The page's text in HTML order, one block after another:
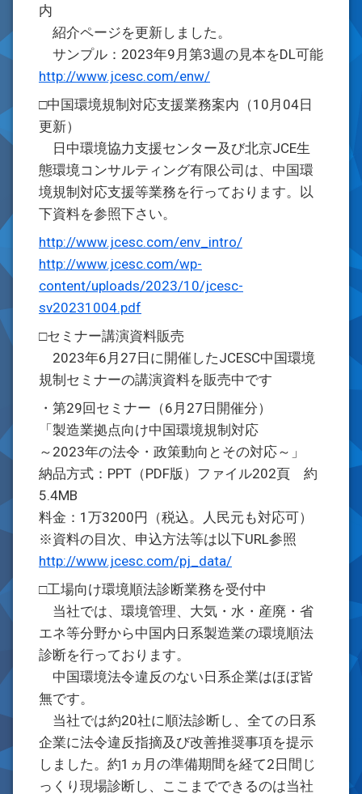
内
紹介ページを更新しました。
サンプル：2023年9月第3週の見本をDL可能
http://www.jcesc.com/enw/
□中国環境規制対応支援業務案内（10月04日
更新）
日中環境協力支援センター及び北京JCE生
態環境コンサルティング有限公司は、中国環
境規制対応支援等業務を行っております。以
下資料を参照下さい。
http://www.jcesc.com/env_intro/
http://www.jcesc.com/wp-
content/uploads/2023/10/jcesc-
sv20231004.pdf
□セミナー講演資料販売
2023年6月27日に開催したJCESC中国環境
規制セミナーの講演資料を販売中です
・第29回セミナー（6月27日開催分）
「製造業拠点向け中国環境規制対応
～2023年の法令・政策動向とその対応～」
納品方式：PPT（PDF版）ファイル202頁 約
5.4MB
料金：1万3200円（税込。人民元も対応可）
※資料の目次、申込方法等は以下URL参照
http://www.jcesc.com/pj_data/
□工場向け環境順法診断業務を受付中
当社では、環境管理、大気・水・産廃・省
エネ等分野から中国内日系製造業の環境順法
診断を行っております。
中国環境法令違反のない日系企業はほぼ皆
無です。
当社では約20社に順法診断し、全ての日系
企業に法令違反指摘及び改善推奨事項を提示
しました。約1ヵ月の準備期間を経て2日間じ
っくり現場診断し、ここまでできるのは当社